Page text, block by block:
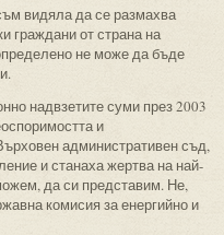
видяла да се размахва
граждани от страна на
не може да бъде
надвзетите суми през 2003
и
административен съд,
и станаха жертва на най-
да си представим. Не,
комисия за енергийно и